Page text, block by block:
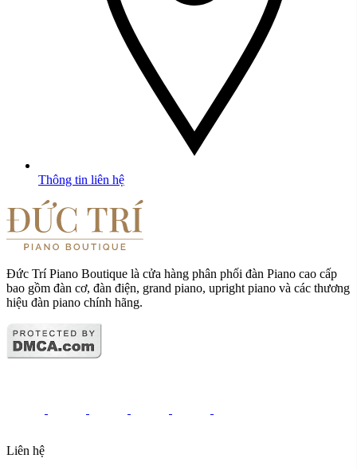
Thông tin liên hệ
Đức Trí Piano Boutique là cửa hàng phân phối đàn Piano cao cấp
bao gồm đàn cơ, đàn điện, grand piano, upright piano và các thương
hiệu đàn piano chính hãng.
Liên hệ